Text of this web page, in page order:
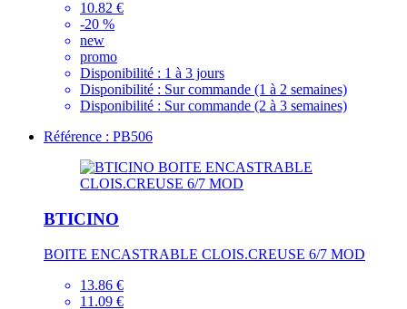
10.82 €
-20 %
new
promo
Disponibilité : 1 à 3 jours
Disponibilité : Sur commande (1 à 2 semaines)
Disponibilité : Sur commande (2 à 3 semaines)
Référence : PB506
BTICINO
BOITE ENCASTRABLE CLOIS.CREUSE 6/7 MOD
13.86 €
11.09 €